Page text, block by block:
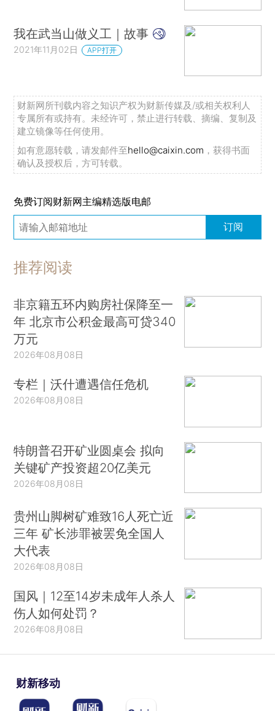
我在武当山做义工｜故事
2021年11月02日 APP打开
财新网所刊载内容之知识产权为财新传媒及/或相关权利人
专属所有或持有。未经许可，禁止进行转载、摘编、复制及
建立镜像等任何使用。
如有意愿转载，请发邮件至hello@caixin.com ，获得书面
确认及授权后，方可转载。
免费订阅财新网主编精选版电邮
订阅
推荐阅读
非京籍五环内购房社保降至一
年 北京市公积金最高可贷340
万元
2026年08月08日
专栏｜沃什遭遇信任危机
2026年08月08日
特朗普召开矿业圆桌会 拟向
关键矿产投资超20亿美元
2026年08月08日
贵州山脚树矿难致16人死亡近
三年 矿长涉罪被罢免全国人
大代表
2026年08月08日
国风｜12至14岁未成年人杀人
伤人如何处罚？
2026年08月08日
财新移动